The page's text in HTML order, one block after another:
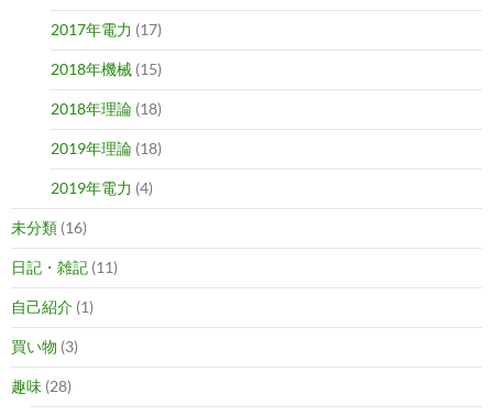
2017年電力 (17)
2018年機械 (15)
2018年理論 (18)
2019年理論 (18)
2019年電力 (4)
未分類 (16)
日記・雑記 (11)
自己紹介 (1)
買い物 (3)
趣味 (28)